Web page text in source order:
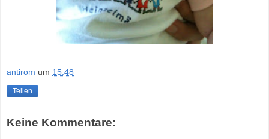
antirom um 15:48
Teilen
Keine Kommentare: